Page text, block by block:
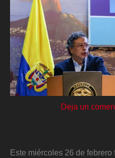
Deja un
Este miércoles 26 de